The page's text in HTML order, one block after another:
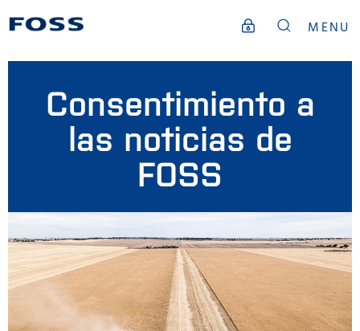
MENU
Consentimiento a
las noticias de
FOSS